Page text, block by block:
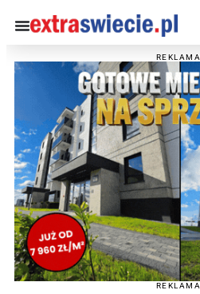
REKLAMA
REKLAMA